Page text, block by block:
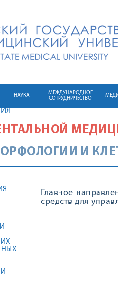
НАУКА
МЕЖДУНАРОДНОЕ
СОТРУДНИЧЕСТВО
И
Главное
средств для